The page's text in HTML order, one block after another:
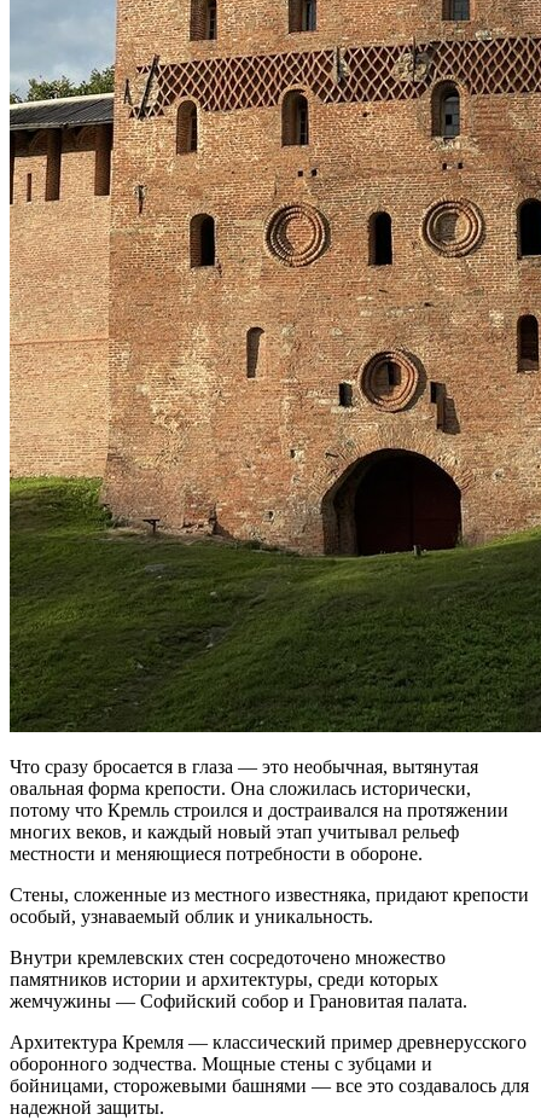
Что сразу бросается в глаза — это необычная, вытянутая
овальная форма крепости. Она сложилась исторически,
потому что Кремль строился и достраивался на протяжении
многих веков, и каждый новый этап учитывал рельеф
местности и меняющиеся потребности в обороне.
Стены, сложенные из местного известняка, придают крепости
особый, узнаваемый облик и уникальность.
Внутри кремлевских стен сосредоточено множество
памятников истории и архитектуры, среди которых
жемчужины — Софийский собор и Грановитая палата.
Архитектура Кремля — классический пример древнерусского
оборонного зодчества. Мощные стены с зубцами и
бойницами, сторожевыми башнями — все это создавалось для
надежной защиты.